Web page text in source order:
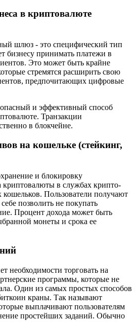
в криптовалюте
шлюз - это специфический тип
бизнесу принимать платежи в
Это может быть крайне
стремятся расширить свою
предпочитающих цифровые
и эффективный способ
Транзакции
в блокчейне.
на кошельке (стейкинг,
и блокировку
криптовалюты в службах крипто-
Пользователи получают
позволить не покупать
Процент дохода может быть
монеты и срока ее
необходимости торговать на
программы, которые не
Один из самых простых способов
краны. Так называют
выплачивают пользователям
простейших заданий. Обычно